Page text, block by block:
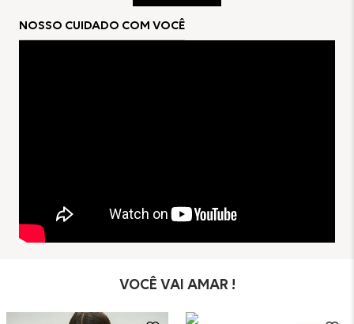
55% Linho
NOSSO CUIDADO COM VOCÊ
VOCÊ VAI AMAR !